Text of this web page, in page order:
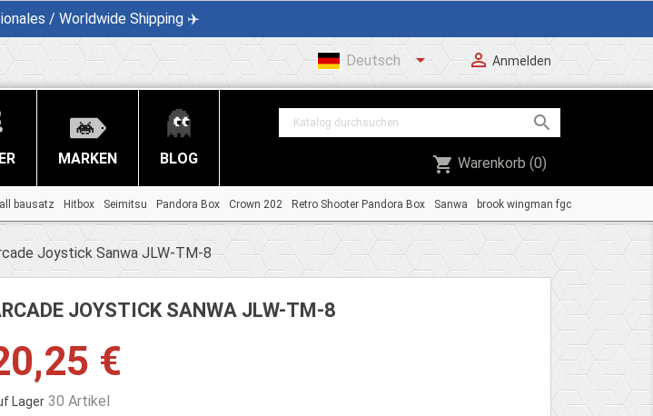
/ Worldwide Shipping ✈️
Deutsch  Anmelden
MARKEN BLOG

shopping_cart Warenkorb (0)
bausatz Hitbox Seimitsu Pandora Box Crown 202 Retro Shooter Pandora Box Sanwa brook wingman fgc
Joystick Sanwa JLW-TM-8
JOYSTICK SANWA JLW-TM-8
€
Lager 30 Artikel